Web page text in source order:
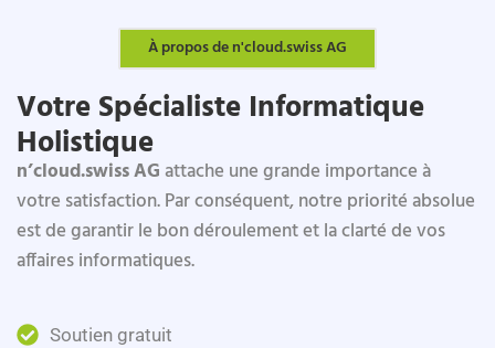
À propos de n'cloud.swiss AG
Votre Spécialiste Informatique
Holistique
n’cloud.swiss AGattache une grande importance à
votre satisfaction. Par conséquent, notre priorité absolue
est de garantir le bon déroulement et la clarté de vos
affaires informatiques.
Soutien gratuit